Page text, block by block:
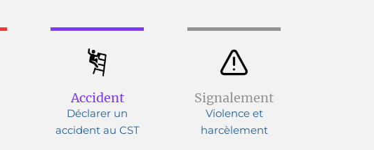
Accident
Déclarer un
accident au CST
Signalement
Violence et
harcèlement